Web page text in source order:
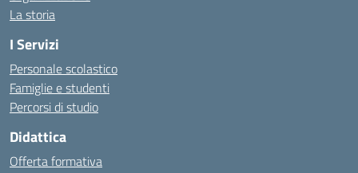
La storia
I Servizi
Personale scolastico
Famiglie e studenti
Percorsi di studio
Didattica
Offerta formativa